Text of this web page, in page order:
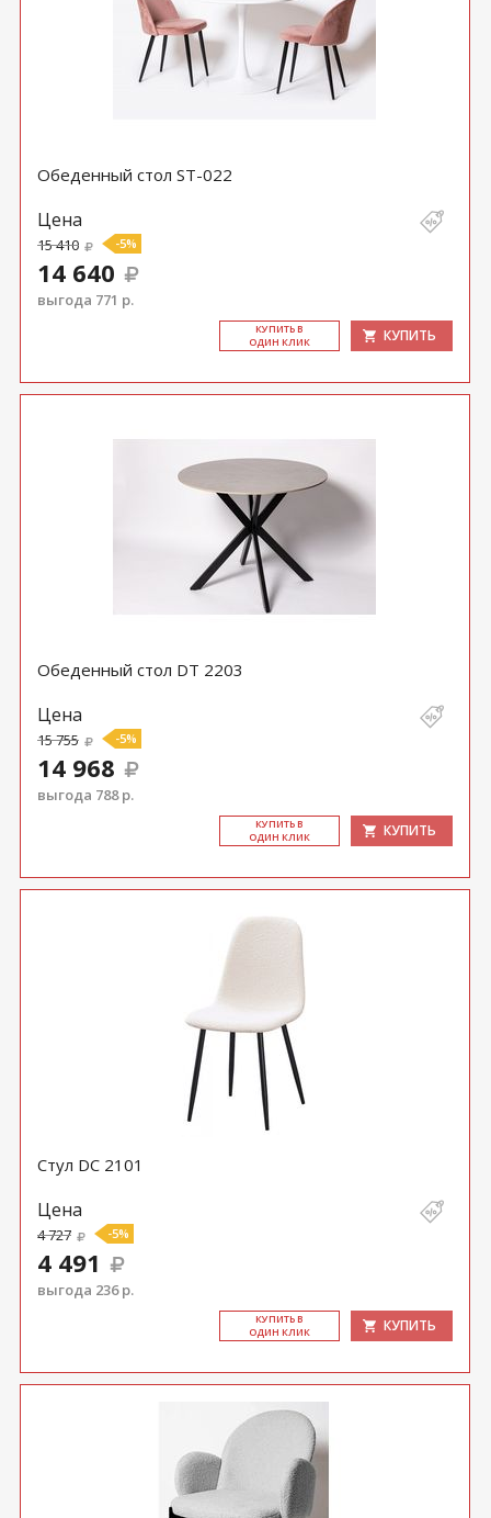
Обеденный стол ST-022
Цена
15 410 -5%
14 640
выгода 771 р.
КУ­ПИТЬ В
ОДИН КЛИК
КУПИТЬ
Обеденный стол DT 2203
Цена
15 755 -5%
14 968
выгода 788 р.
КУ­ПИТЬ В
ОДИН КЛИК
КУПИТЬ
Стул DC 2101
Цена
4 727 -5%
4 491
выгода 236 р.
КУ­ПИТЬ В
ОДИН КЛИК
КУПИТЬ